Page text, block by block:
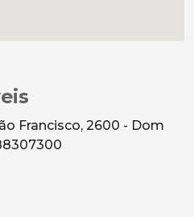
Francisco, 2600 - Dom